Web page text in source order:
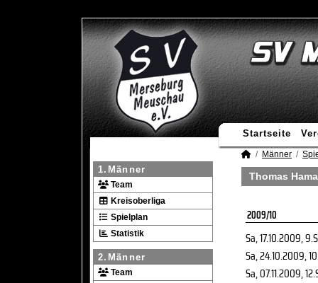
Startseite
1.Männer
Team
Kreisoberliga
Spielplan
Statistik
2.Männer
Team
Männer
Thomas
2009/10
Sa, 17.10.2009,
Sa, 24.10.2009,
Sa, 07.11.2009,